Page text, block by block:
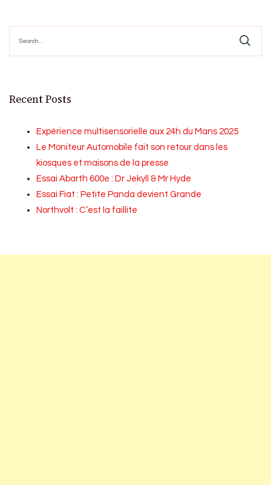
for:
Recent Posts
Expérience multisensorielle aux 24h du Mans 2025
Le Moniteur Automobile fait son retour dans les
kiosques et maisons de la presse
Essai Abarth 600e : Dr Jekyll & Mr Hyde
Essai Fiat : Petite Panda devient Grande
Northvolt : C’est la faillite